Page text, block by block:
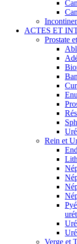
ACTES ET
Prostate
Rein et
Verge et